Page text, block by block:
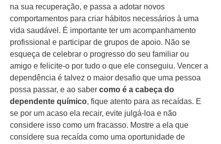
na sua recuperação, e passa a adotar novos
comportamentos para criar hábitos necessários à uma
vida saudável. É importante ter um acompanhamento
profissional e participar de grupos de apoio. Não se
esqueça de celebrar o progresso do seu familiar ou
amigo e felicite-o por tudo o que ele conseguiu. Vencer a
dependência é talvez o maior desafio que uma pessoa
possa passar, e ao saber como é a cabeça do
dependente químico, fique atento para as recaídas. E
se por um acaso ela recair, evite julgá-loa e não
considere isso como um fracasso. Mostre a ela que
considere sua recaída como uma oportunidade de